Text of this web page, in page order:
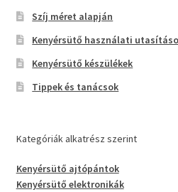
Szíj méret alapján
Kenyérsütő használati
Kenyérsütő készülékek
Tippek és tanácsok
Kategóriák alkatrész szerint
Kenyérsütő ajtópántok
Kenyérsütő elektronikák